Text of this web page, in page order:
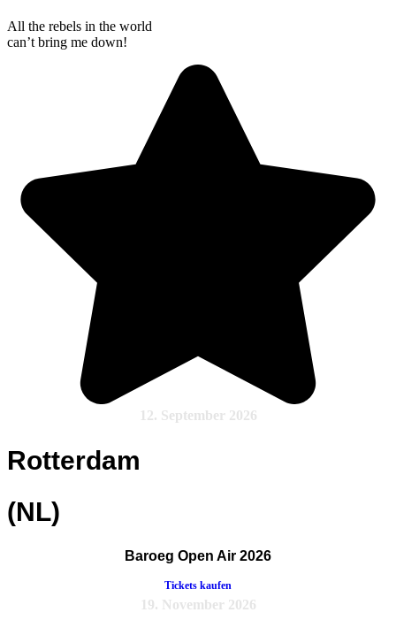
All the rebels in the world
can’t bring me down!
12. September 2026
Rotterdam
(NL)
Baroeg Open Air 2026
Tickets kaufen
19. November 2026